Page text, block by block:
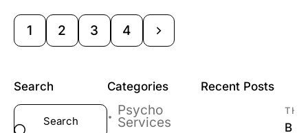
1 2 3 4
>
Search Categories
Psycho
Services
Recent Posts
B